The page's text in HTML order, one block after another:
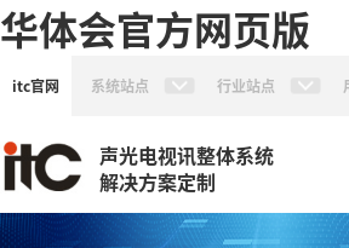
华体会官方网页版
itc官网 系统站点 行业站点
声光电视讯整体系统
解决方案定制